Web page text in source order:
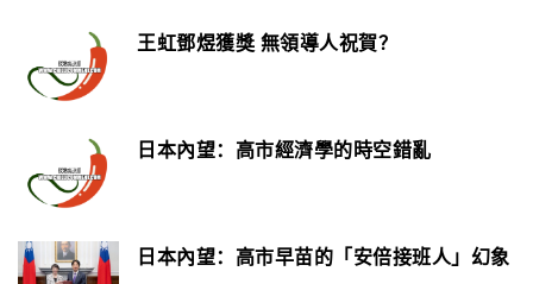
王虹鄧煜獲獎 無領導人祝賀？
日本內望：高市經濟學的時空錯亂
日本內望：高市早苗的「安倍接班人」幻象